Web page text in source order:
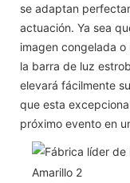
se adaptan
actuación. Ya sea
imagen congelada
la barra de luz
elevará fácilmente
que esta
próximo evento en